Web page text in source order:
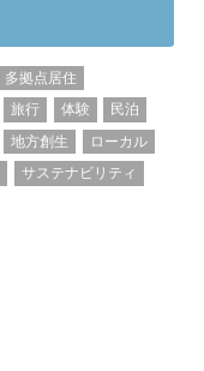
多拠点居住
旅行 体験
民泊
地方創生
ローカル
サステナビリティ